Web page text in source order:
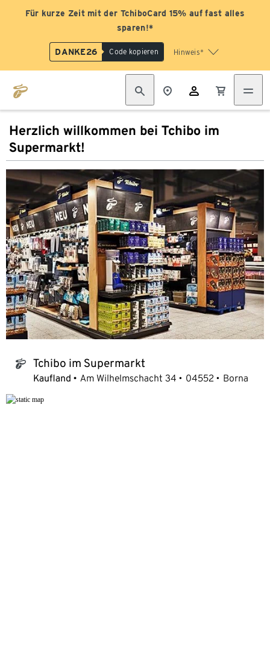
Für kurze Zeit mit der TchiboCard 15% auf fast alles
sparen!*
DANKE26 Code kopieren Hinweis*
Herzlich willkommen bei Tchibo im
Supermarkt!
tchibo_logo Tchibo im Supermarkt
Kaufland Am Wilhelmschacht 34 04552 Borna